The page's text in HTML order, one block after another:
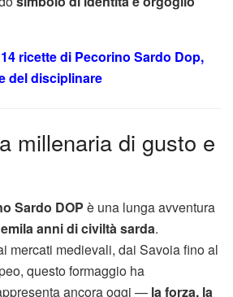
ricette di Pecorino Sardo Dop,
del disciplinare
millenaria di gusto e
Sardo DOP è una lunga avventura
anni di civiltà sarda.
mercati medievali, dai Savoia fino al
questo formaggio ha
ancora oggi — la forza, la